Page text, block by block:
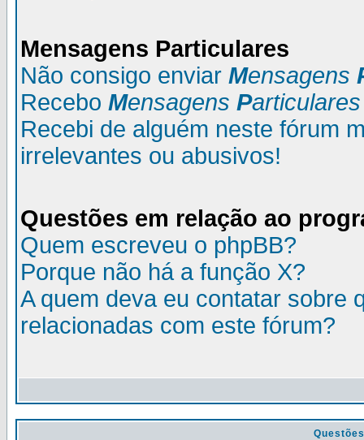
Mensagens Particulares
Não consigo enviar Mensagens
Recebo Mensagens Particulares
Recebi de alguém neste fórum
irrelevantes ou abusivos!
Questões em relação ao
Quem escreveu o phpBB?
Porque não há a função X?
A quem deva eu contatar sobre
relacionadas com este fórum?